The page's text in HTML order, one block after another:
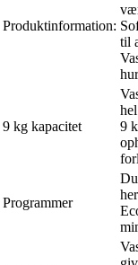
Produktinformation:
til
9 kg kapacitet
9
Programmer